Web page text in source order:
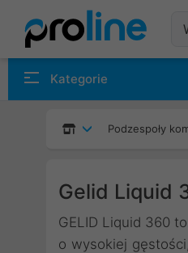
Kategorie
Podzespoły
Gelid Liquid
GELID Liquid 360
o wysokiej